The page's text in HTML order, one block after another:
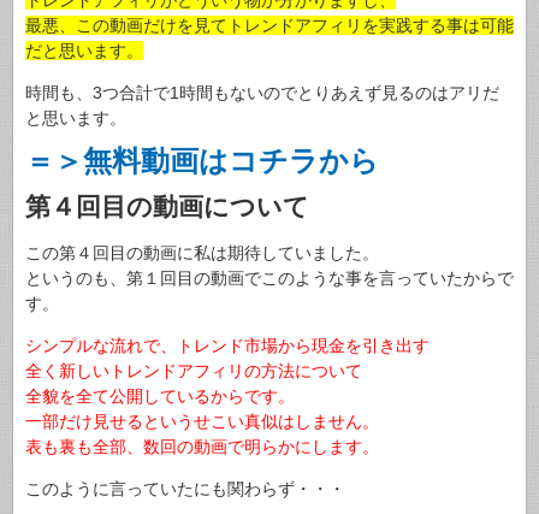
最悪、この動画だけを見てトレンドアフィリを実践する事は可能
だと思います。
時間も、3つ合計で1時間もないのでとりあえず見るのはアリだ
と思います。
＝＞無料動画はコチラから
第４回目の動画について
この第４回目の動画に私は期待していました。
というのも、第１回目の動画でこのような事を言っていたからで
す。
シンプルな流れで、トレンド市場から現金を引き出す
全く新しいトレンドアフィリの方法について
全貌を全て公開しているからです。
一部だけ見せるというせこい真似はしません。
表も裏も全部、数回の動画で明らかにします。
このように言っていたにも関わらず・・・